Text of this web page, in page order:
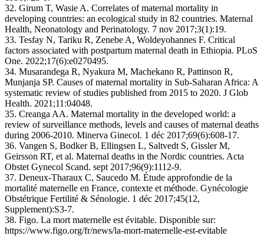
32. Girum T, Wasie A. Correlates of maternal mortality in
developing countries: an ecological study in 82 countries. Maternal
Health, Neonatology and Perinatology. 7 nov 2017;3(1):19.
33. Tesfay N, Tariku R, Zenebe A, Woldeyohannes F. Critical
factors associated with postpartum maternal death in Ethiopia. PLoS
One. 2022;17(6):e0270495.
34. Musarandega R, Nyakura M, Machekano R, Pattinson R,
Munjanja SP. Causes of maternal mortality in Sub-Saharan Africa: A
systematic review of studies published from 2015 to 2020. J Glob
Health. 2021;11:04048.
35. Creanga AA. Maternal mortality in the developed world: a
review of surveillance methods, levels and causes of maternal deaths
during 2006-2010. Minerva Ginecol. 1 déc 2017;69(6):608‑17.
36. Vangen S, Bodker B, Ellingsen L, Saltvedt S, Gissler M,
Geirsson RT, et al. Maternal deaths in the Nordic countries. Acta
Obstet Gynecol Scand. sept 2017;96(9):1112‑9.
37. Deneux-Tharaux C, Saucedo M. Étude approfondie de la
mortalité maternelle en France, contexte et méthode. Gynécologie
Obstétrique Fertilité & Sénologie. 1 déc 2017;45(12,
Supplement):S3‑7.
38. Figo. La mort maternelle est évitable. Disponible sur:
https://www.figo.org/fr/news/la-mort-maternelle-est-evitable